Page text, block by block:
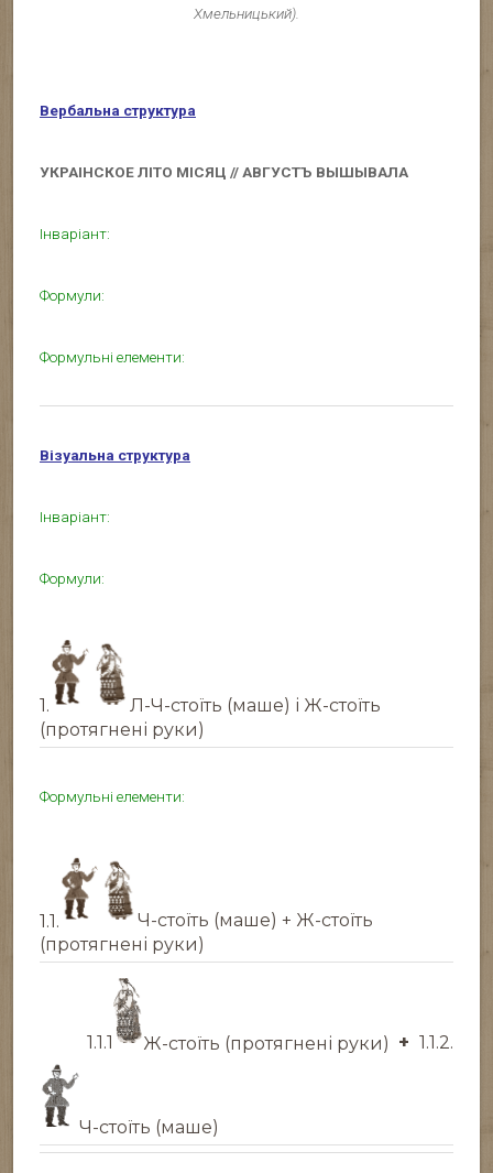
Хмельницький).
Вербальна структура
УКРАІНСКОЕ ЛІТО МІСЯЦ // АВГУСТЪ ВЫШЫВАЛА
Інваріант:
Формули:
Формульні елементи:
Візуальна структура
Інваріант:
Формули:
1.
Л-Ч-стоїть (маше) і Ж-стоїть
(протягнені руки)
Формульні елементи:
1.1.
Ч-стоїть (маше) + Ж-стоїть
(протягнені руки)
1.1.1 Ж-стоїть (протягнені руки) + 1.1.2.
Ч-стоїть (маше)